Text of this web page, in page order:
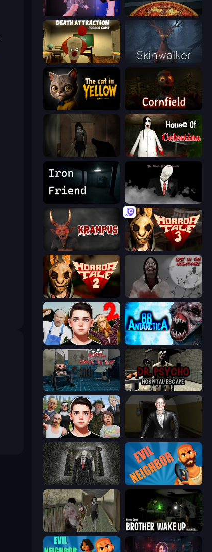
Haunted School 2 Pizza Anomalies
Death Attraction: Horror Game Skinwalker
The Cat in Yellow Cornfield
House of Celestina
The Dawn of Slenderman
Krampus
Jeff The Killer: Lost in the Nightmare
Schoolboy Escape 2 Antarctica 88
Hospital: Survive the Night Dr. Psycho: Hospital Escape
Schoolboy Escape: Runaway Case: Smile 2
Slenderman Must Die: Underground Bunker Evil Neighbor
Jeff the Killer vs Slendrina Brother Wake Up